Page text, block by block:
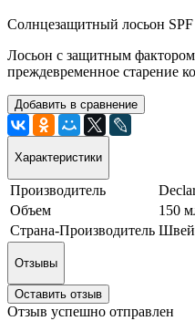
Солнцезащитный лосьон
Лосьон с защитным фактором
преждевременное старение
Добавить в сравнение
Характеристики
Производитель
Объем
150
Страна-Производитель
Отзывы
Оставить отзыв
Отзыв успешно отправлен